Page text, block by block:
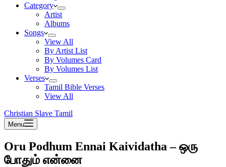
Category
Artist
Albums
Songs
View All
By Artist List
By Volumes Card
By Volumes List
Verses
Tamil Bible Verses
View All
Christian Slave Tamil
Menu
Oru Podhum Ennai Kaividatha – ஒரு
போதும் என்னை